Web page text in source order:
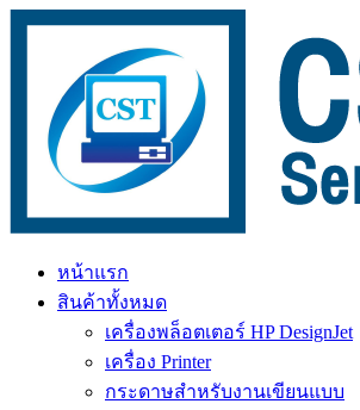
หน้าแรก
สินค้าทั้งหมด
เครื่องพล็อตเตอร์ HP DesignJet
เครื่อง Printer
กระดาษสำหรับงานเขียนแบบ